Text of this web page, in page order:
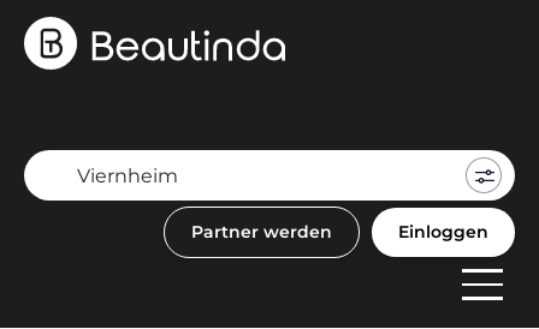
Partner werden Einloggen